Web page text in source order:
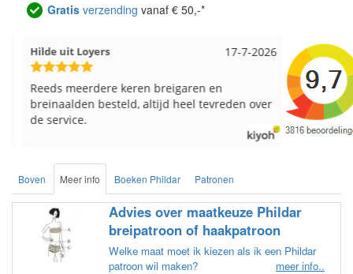
Gratis verzending vanaf € 50,-*
17-7-2026
Hilde uit Loyers
Reeds meerdere keren breigaren en
breinaalden besteld, altijd heel tevreden over
de service.
Loes uit
Snelle
Boven Meer info Boeken Phildar Patronen
Advies over maatkeuze Phildar
breipatroon of haakpatroon
Welke maat moet ik kiezen als ik een Phildar
patroon wil maken?
meer info..